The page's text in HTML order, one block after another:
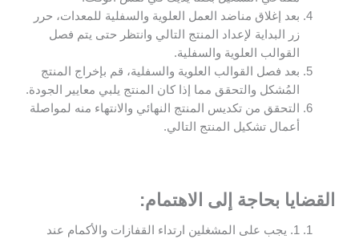
بعد إغلاق مناضد العمل العلوية والسفلية للمعدات، حرر
زر البداية لإعداد المنتج التالي وانتظر حتى يتم فصل
القوالب العلوية والسفلية.
بعد فصل القوالب العلوية والسفلية، قم بإخراج المنتج
المُشكل والتحقق مما إذا كان المنتج يلبي معايير الجودة.
التحقق من تكديس المنتج النهائي والانتهاء منه لمواصلة
أعمال تشكيل المنتج التالي.
القضايا بحاجة إلى الاهتمام:
1. يجب على المشغلين ارتداء القفازات والأكمام عند